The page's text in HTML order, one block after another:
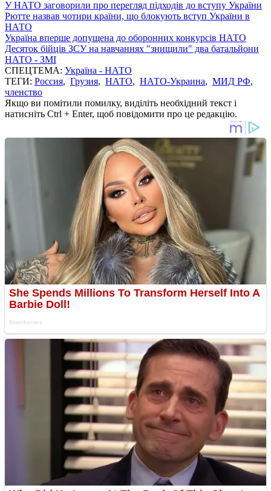
У НАТО заговорили про перегляд підходів до вступу України
Рютте назвав чотири країни, що блокують вступ України в
НАТО
Україна вперше допущена до оборонних конкурсів НАТО
Десяток бійців ЗСУ на навчаннях "знищили" два батальйони
НАТО - ЗМІ
СПЕЦТЕМА: Україна - НАТО
ТЕГИ: Россия, Грузия, НАТО, НАТО-Украина, МИД РФ,
членство
Якщо ви помітили помилку, виділіть необхідний текст і
натисніть Ctrl + Enter, щоб повідомити про це редакцію.